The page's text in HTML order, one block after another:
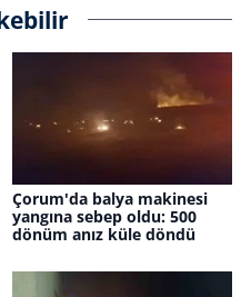
Çorum'da balya makinesi
yangına sebep oldu: 500
dönüm anız küle döndü